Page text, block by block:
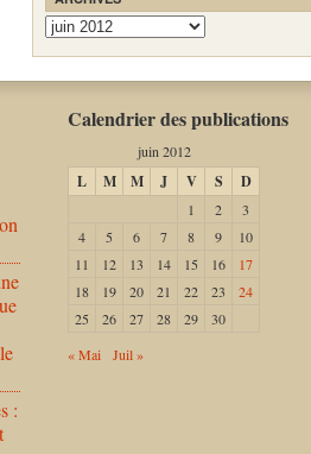
Archives
:
Calendrier des publications
juin 2012
L M M J V S D
1 2
3
4
5 6 7 8 9
10
11
12 13 14 15 16
17
18
19 20 21 22 23
24
25
26 27 28 29
30
« Mai
Juil »